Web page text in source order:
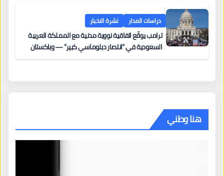
دراسات المدار نشرة الاخبار
ترامب يوقّع اتفاقية نووية مدنية مع المملكة العربية
السعودية في “انتصار دبلوماسي كبير” — وباكستان
هنا وطني